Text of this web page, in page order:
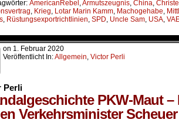
AmericanRebel ,Armutszeugnis, China,
, Krieg, Lotar Marin Kamm, Machogehabe,
, Rüstungsexportrichtlinien, SPD, Uncle Sam, USA,
on 1. Februar 2020
Veröffentlicht In:Allgemein, Victor Perli
Perli
PKW-Maut
Verkehrsminister